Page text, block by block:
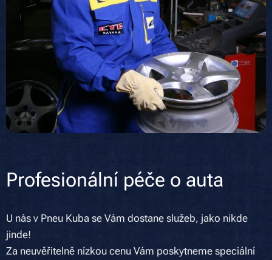
Profesionální péče o auta
U nás v Pneu Kuba se Vám dostane služeb, jako nikde
jinde!
Za neuvěřitelně nízkou cenu Vám poskytneme speciální